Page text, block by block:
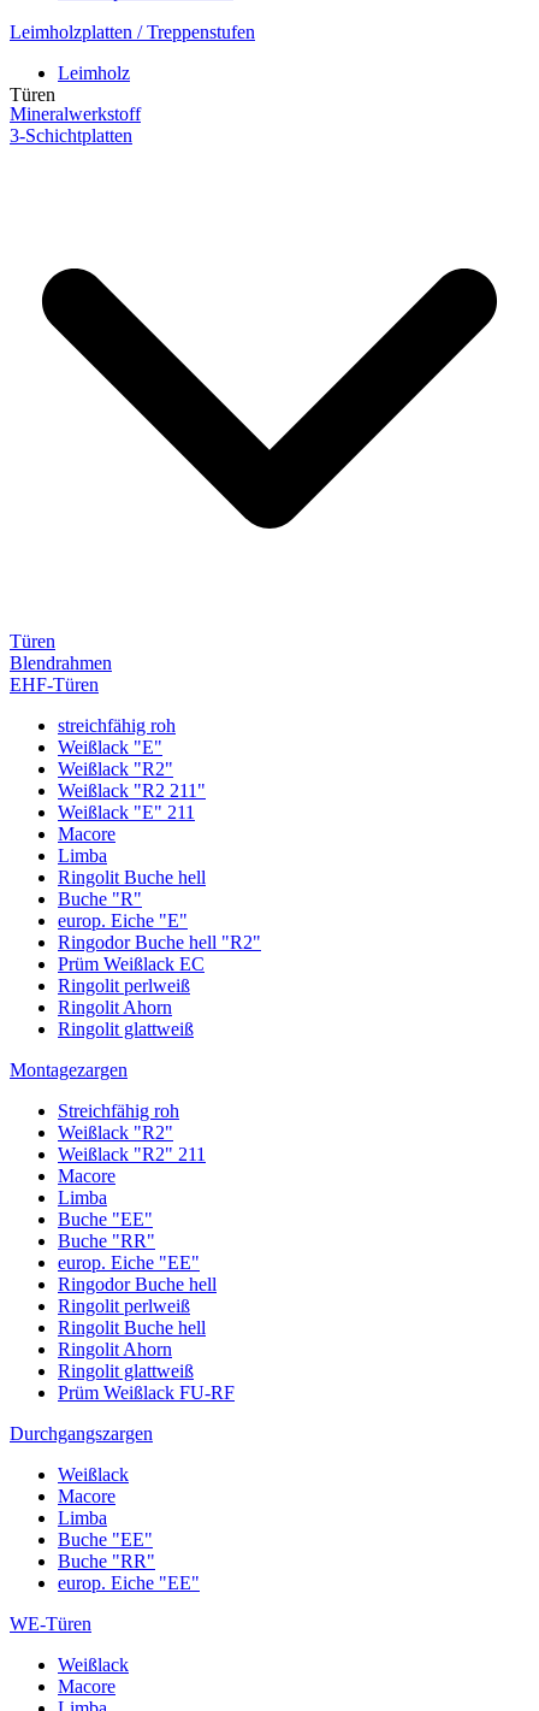
Leimholzplatten / Treppenstufen
Leimholz
Mineralwerkstoff
3-Schichtplatten
Türen
Türen
Blendrahmen
EHF-Türen
streichfähig roh
Weißlack "E"
Weißlack "R2"
Weißlack "R2 211"
Weißlack "E" 211
Macore
Limba
Ringolit Buche hell
Buche "R"
europ. Eiche "E"
Ringodor Buche hell "R2"
Prüm Weißlack EC
Ringolit perlweiß
Ringolit Ahorn
Ringolit glattweiß
Montagezargen
Streichfähig roh
Weißlack "R2"
Weißlack "R2" 211
Macore
Limba
Buche "EE"
Buche "RR"
europ. Eiche "EE"
Ringodor Buche hell
Ringolit perlweiß
Ringolit Buche hell
Ringolit Ahorn
Ringolit glattweiß
Prüm Weißlack FU-RF
Durchgangszargen
Weißlack
Macore
Limba
Buche "EE"
Buche "RR"
europ. Eiche "EE"
WE-Türen
Weißlack
Macore